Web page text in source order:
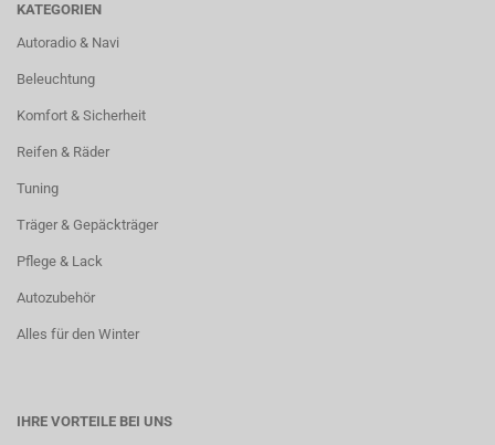
KATEGORIEN
Autoradio & Navi
Beleuchtung
Komfort & Sicherheit
Reifen & Räder
Tuning
Träger & Gepäckträger
Pflege & Lack
Autozubehör
Alles für den Winter
IHRE VORTEILE BEI UNS